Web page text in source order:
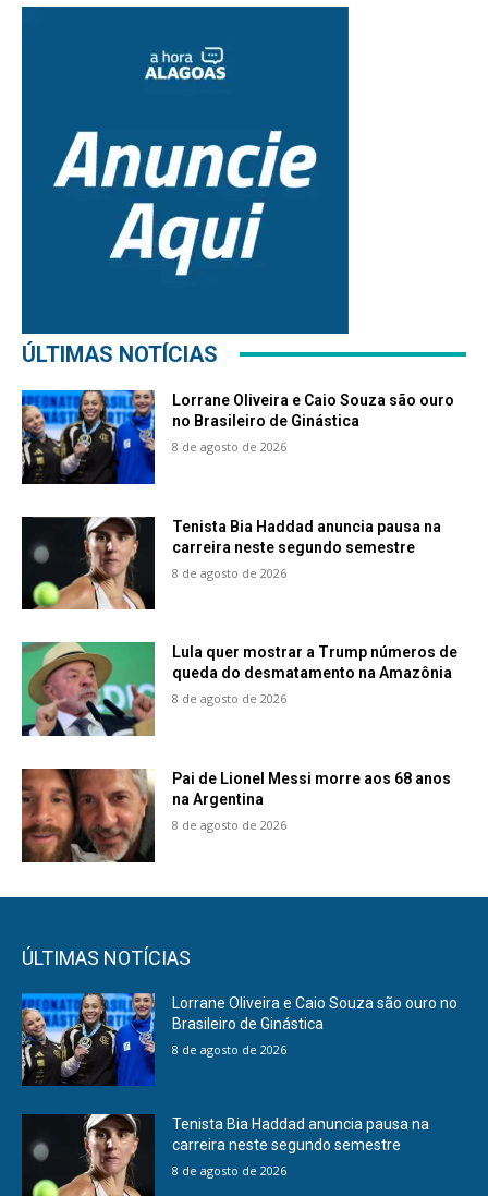
ÚLTIMAS NOTÍCIAS
Lorrane Oliveira e Caio Souza são ouro
no Brasileiro de Ginástica
8 de agosto de 2026
Tenista Bia Haddad anuncia pausa na
carreira neste segundo semestre
8 de agosto de 2026
Lula quer mostrar a Trump números de
queda do desmatamento na Amazônia
8 de agosto de 2026
Pai de Lionel Messi morre aos 68 anos
na Argentina
8 de agosto de 2026
ÚLTIMAS NOTÍCIAS
Lorrane Oliveira e Caio Souza são ouro no
Brasileiro de Ginástica
8 de agosto de 2026
Tenista Bia Haddad anuncia pausa na
carreira neste segundo semestre
8 de agosto de 2026